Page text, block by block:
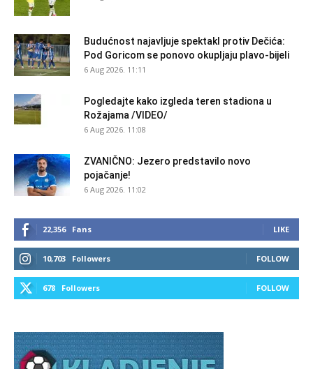
Budućnost najavljuje spektakl protiv Dečića:
Pod Goricom se ponovo okupljaju plavo-bijeli
6 Aug 2026. 11:11
Pogledajte kako izgleda teren stadiona u
Rožajama /VIDEO/
6 Aug 2026. 11:08
ZVANIČNO: Jezero predstavilo novo
pojačanje!
6 Aug 2026. 11:02
22,356 Fans LIKE
10,703 Followers FOLLOW
678 Followers FOLLOW